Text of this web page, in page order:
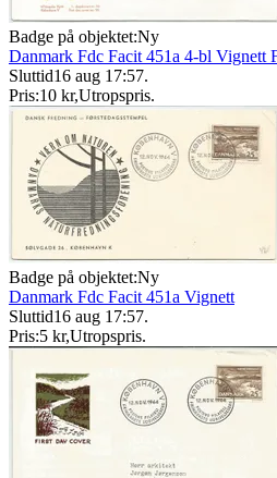
Badge på objektet:Ny
Danmark Fdc Facit 451a 4-bl Vignett
Sluttid16 aug 17:57.
Pris:10 kr,Utropspris.
Badge på objektet:Ny
Danmark Fdc Facit 451a Vignett
Sluttid16 aug 17:57.
Pris:5 kr,Utropspris.